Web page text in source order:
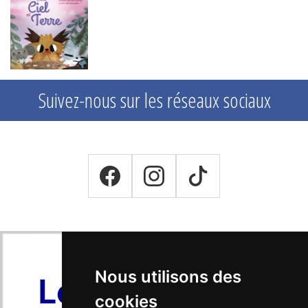
Nous utilisons des
cookies
Suivez-nous sur les réseaux sociaux